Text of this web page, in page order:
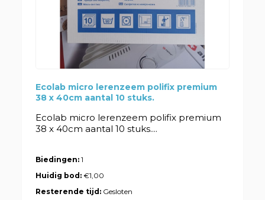
Ecolab micro lerenzeem polifix premium
38 x 40cm aantal 10 stuks.
Ecolab micro lerenzeem polifix premium
38 x 40cm aantal 10 stuks....
Biedingen: 1
Huidig bod:€1,00
Resterende tijd: Gesloten